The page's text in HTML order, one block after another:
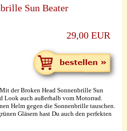
Sun Beater
29,00 EUR
der Broken Head Sonnenbrille Sun
Look auch außerhalb vom Motorrad.
Helm gegen die Sonnenbrille tauschen.
Gläsern hast Du auch den perfekten